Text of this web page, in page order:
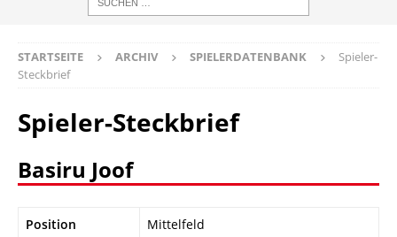
STARTSEITE ARCHIV SPIELERDATENBANK
Spieler-
Steckbrief
Spieler-Steckbrief
Basiru Joof
Position Mittelfeld